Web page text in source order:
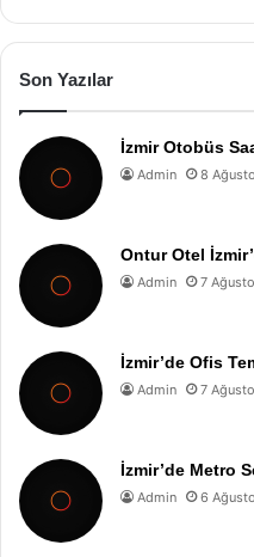
Son Yazılar
İzmir Otobüs
Admin 8
Ontur Otel
Admin 7
İzmir’de Ofis
Admin 7
İzmir’de Metro
Admin 6